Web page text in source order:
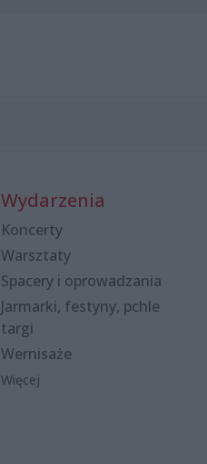
Wydarzenia
Koncerty
Warsztaty
Spacery i oprowadzania
Jarmarki, festyny, pchle
targi
Wernisaże
Więcej